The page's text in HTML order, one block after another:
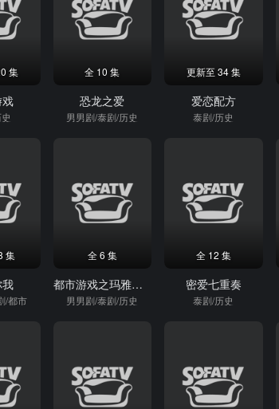
集 全 10 集
恐龙之爱
男男剧/泰剧/历史
更新至 34 集
爱恋配方
泰剧/历史
集
/都市
全 6 集
都市游戏之玛雅爱情
男男剧/泰剧/历史
全 12 集
密爱七重奏
泰剧/历史